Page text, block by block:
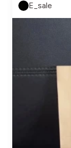
E_sale